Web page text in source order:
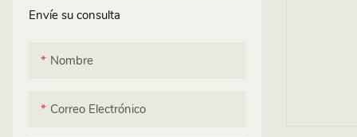
Envíe su consulta
Nombre
Correo Electrónico